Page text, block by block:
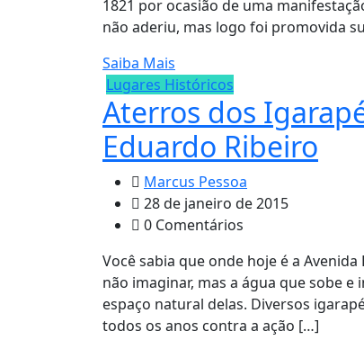
1821 por ocasião de uma
não aderiu, mas logo foi promovida
Saiba Mais
Lugares Históricos
Aterros dos
Eduardo Ribeiro
Marcus Pessoa
28 de janeiro de 2015
0 Comentários
Você sabia que onde hoje é a
não imaginar, mas a água que sobe
espaço natural delas. Diversos
todos os anos contra a ação […]